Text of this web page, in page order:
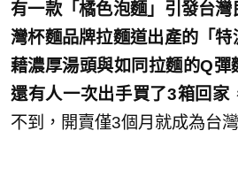
有一款「橘色泡麵」引發台
灣杯麵品牌拉麵道出產的「
藉濃厚湯頭與如同拉麵的Q彈
還有人一次出手買了3箱回家
不到，開賣僅3個月就成為台